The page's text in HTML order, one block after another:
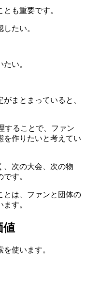
も重要です。
たい。
い。
まとまっていると、
することで、ファン
を作りたいと考えてい
、次の大会、次の物
す。
とは、ファンと団体の
す。
値
使います。